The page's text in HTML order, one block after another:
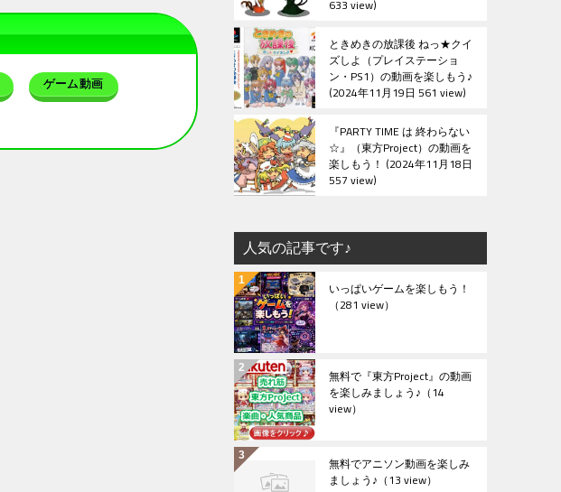
ゲーム動画
633 view
ときめきの放課後 ねっ★クイ
ズしよ（プレイステーショ
ン・PS1）の動画を楽しもう♪
2024年11月19日 561 view
『PARTY TIME は 終わらない
☆』（東方Project）の動画を
楽しもう！ 2024年11月18日
557 view
人気の記事です♪
いっぱいゲームを楽しもう！
（281 view）
無料で『東方Project』の動画
を楽しみましょう♪ （14
view）
無料でアニソン動画を楽しみ
ましょう♪ （13 view）